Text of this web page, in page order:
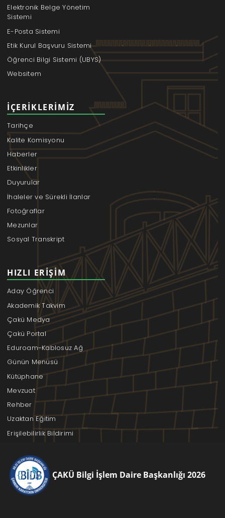
Elektronik Belge Yönetim
Sistemi
E-Posta Sistemi
Etik Kurul Başvuru Sistemi
Öğrenci Bilgi Sistemi (UBYS)
Websitem
İÇERIKLERIMIZ
Tarihçe
Kalite Komisyonu
Haberler
Etkinlikler
Duyurular
İhaleler ve Sürekli İlanlar
Fotoğraflar
Mezunlar
Sosyal Transkript
HIZLI ERIŞIM
Aday Öğrenci
Akademik Takvim
Çakü Medya
Çakü Portal
Eduroam-Kablosuz Ağ
Günün Menüsü
Kütüphane
Mevzuat
Rehber
Uzaktan Eğitim
Erişilebilirlik Bildirimi
ÇAKÜ Bilgi İşlem Daire Başkanlığı 2026